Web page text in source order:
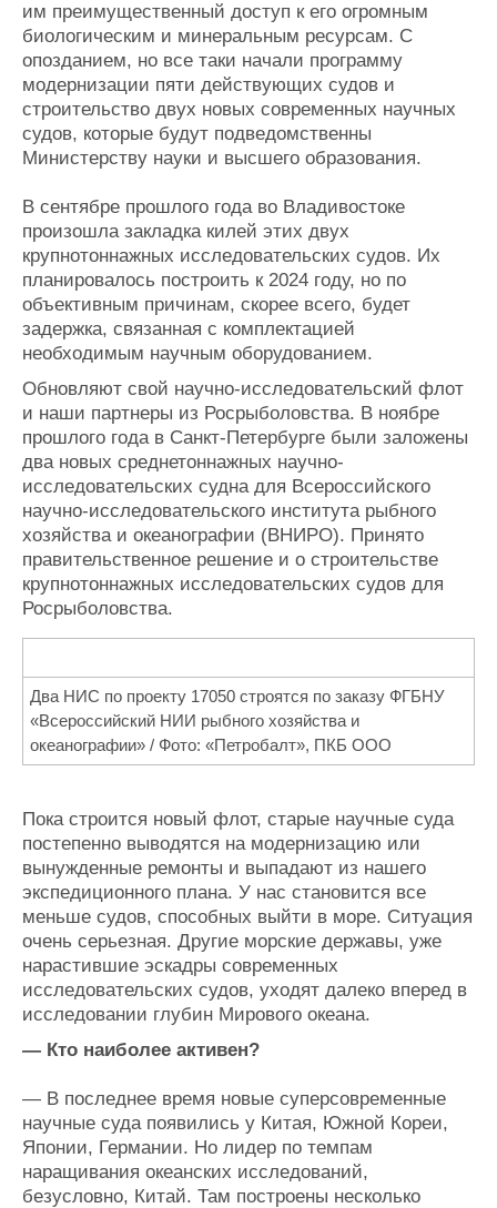
им преимущественный доступ к его огромным
биологическим и минеральным ресурсам. С
опозданием, но все таки начали программу
модернизации пяти действующих судов и
строительство двух новых современных научных
судов, которые будут подведомственны
Министерству науки и высшего образования.
В сентябре прошлого года во Владивостоке
произошла закладка килей этих двух
крупнотоннажных исследовательских судов. Их
планировалось построить к 2024 году, но по
объективным причинам, скорее всего, будет
задержка, связанная с комплектацией
необходимым научным оборудованием.
Обновляют свой научно-исследовательский флот
и наши партнеры из Росрыболовства. В ноябре
прошлого года в Санкт-Петербурге были заложены
два новых среднетоннажных научно-
исследовательских судна для Всероссийского
научно-исследовательского института рыбного
хозяйства и океанографии (ВНИРО). Принято
правительственное решение и о строительстве
крупнотоннажных исследовательских судов для
Росрыболовства.
Два НИС по проекту 17050 строятся по заказу ФГБНУ
«Всероссийский НИИ рыбного хозяйства и
океанографии» / Фото: «Петробалт», ПКБ ООО
Пока строится новый флот, старые научные суда
постепенно выводятся на модернизацию или
вынужденные ремонты и выпадают из нашего
экспедиционного плана. У нас становится все
меньше судов, способных выйти в море. Ситуация
очень серьезная. Другие морские державы, уже
нарастившие эскадры современных
исследовательских судов, уходят далеко вперед в
исследовании глубин Мирового океана.
— Кто наиболее активен?
— В последнее время новые суперсовременные
научные суда появились у Китая, Южной Кореи,
Японии, Германии. Но лидер по темпам
наращивания океанских исследований,
безусловно, Китай. Там построены несколько